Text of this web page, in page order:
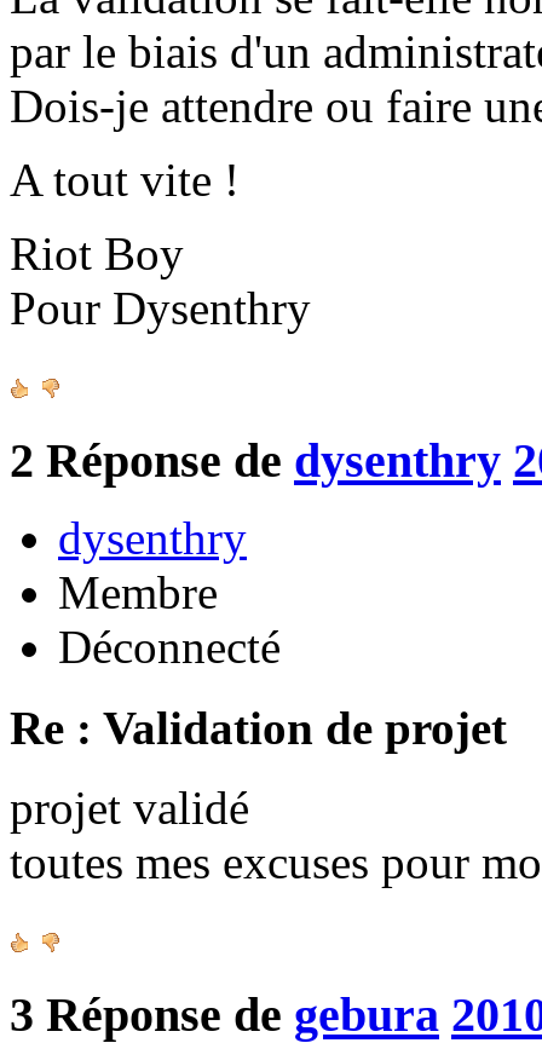
par le biais d'un
Dois-je attendre ou faire
A tout vite !
Riot Boy
Pour Dysenthry
2 Réponse de dysenthry
dysenthry
Membre
Déconnecté
Re : Validation de projet
projet validé
toutes mes excuses pour
3 Réponse de gebura